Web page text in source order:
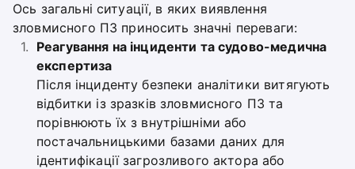
Ось загальні ситуації, в яких виявлення
зловмисного ПЗ приносить значні переваги:
Реагування на інциденти та судово-медична
експертиза
Після інциденту безпеки аналітики витягують
відбитки із зразків зловмисного ПЗ та
порівнюють їх з внутрішніми або
постачальницькими базами даних для
ідентифікації загрозливого актора або